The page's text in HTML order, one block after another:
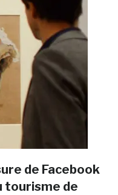
de Facebook
tourisme de